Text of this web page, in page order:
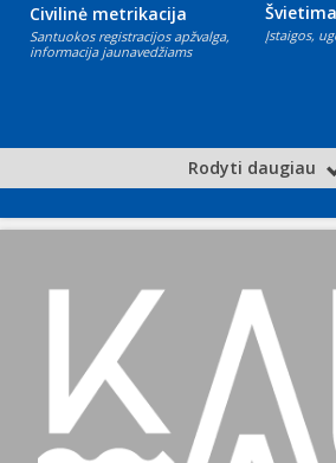
Civilinė metrikacija
Santuokos registracijos apžvalga,
informacija jaunavedžiams
Įstaigos,
Rodyti daugiau